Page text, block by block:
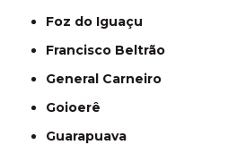
Foz do Iguaçu
Francisco Beltrão
General Carneiro
Goioerê
Guarapuava